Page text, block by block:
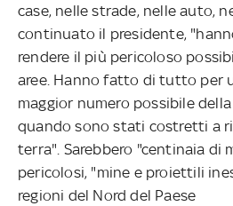
case, nelle strade, nelle auto,
continuato il presidente,
rendere il più pericoloso
aree. Hanno fatto di tutto per
maggior numero possibile
quando sono stati costretti a
terra". Sarebbero "centinaia di
pericolosi, "mine e proiettili
regioni del Nord del Paese